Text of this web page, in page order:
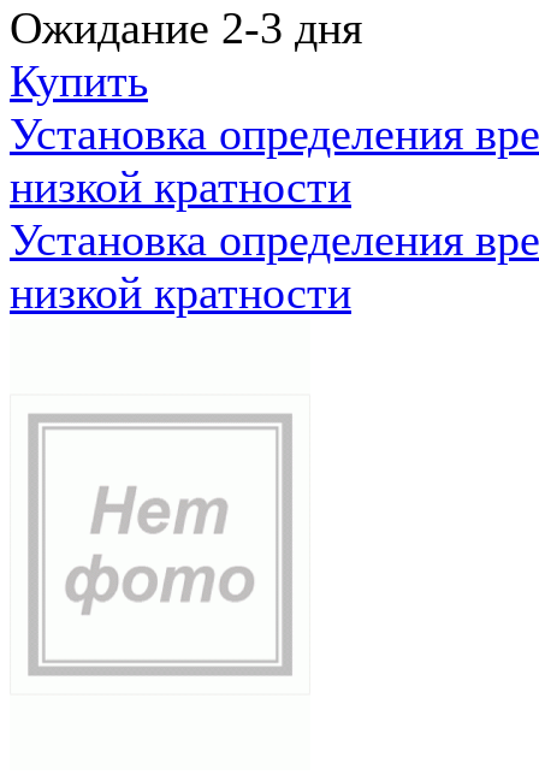
Ожидание 2-3 дня
Купить
Установка определения
низкой кратности
Установка определения
низкой кратности